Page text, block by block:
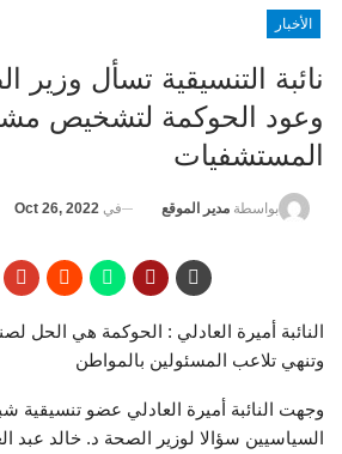
الأخبار
نائبة التنسيقية تسأل وزير
وعود الحوكمة لتشخيص
المستشفيات
بواسطة مدير الموقع في Oct 26, 2022
النائبة أميرة العادلي : الحوكمة هي الحل
وتنهي تلاعب المسئولين بالمواطن
وجهت النائبة أميرة العادلي عضو تنسيقية
السياسيين سؤالا لوزير الصحة د. خالد عبد